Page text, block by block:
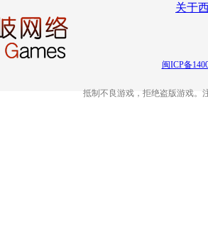
关于
闽ICP备
抵制不良游戏，拒绝盗版游戏。